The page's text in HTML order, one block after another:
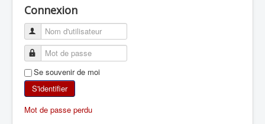
ESCALADE
ALPINISME
SKI DE RANDONNÉE
Connexion
Se souvenir de moi
S'identifier
Mot de passe perdu